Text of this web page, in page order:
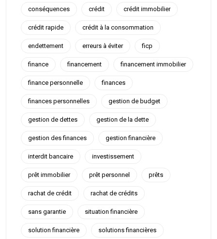
conséquences crédit crédit immobilier
crédit rapide crédit à la consommation
endettement erreurs à éviter ficp
finance financement financement immobilier
finance personnelle finances
finances personnelles gestion de budget
gestion de dettes gestion de la dette
gestion des finances gestion financière
interdit bancaire investissement
prêt immobilier prêt personnel prêts
rachat de crédit rachat de crédits
sans garantie situation financière
solution financière solutions financières